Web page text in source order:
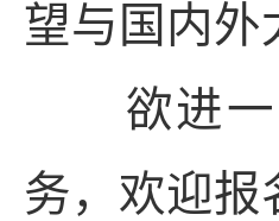
望与国内外
欲进一步
务，欢迎报